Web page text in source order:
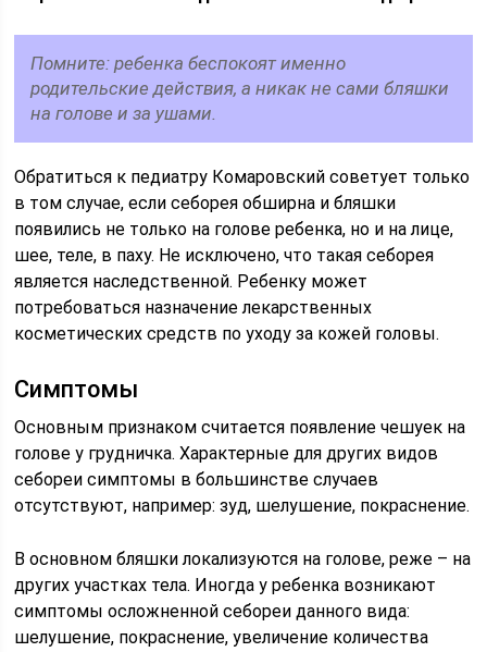
Помните: ребенка беспокоят именно
родительские действия, а никак не сами бляшки
на голове и за ушами.
Обратиться к педиатру Комаровский советует только
в том случае, если себорея обширна и бляшки
появились не только на голове ребенка, но и на лице,
шее, теле, в паху. Не исключено, что такая себорея
является наследственной. Ребенку может
потребоваться назначение лекарственных
косметических средств по уходу за кожей головы.
Симптомы
Основным признаком считается появление чешуек на
голове у грудничка. Характерные для других видов
себореи симптомы в большинстве случаев
отсутствуют, например: зуд, шелушение, покраснение.
В основном бляшки локализуются на голове, реже – на
других участках тела. Иногда у ребенка возникают
симптомы осложненной себореи данного вида:
шелушение, покраснение, увеличение количества